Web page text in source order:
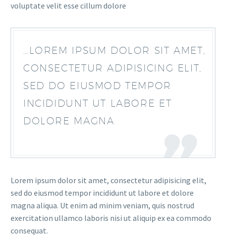
voluptate velit esse cillum dolore
…LOREM IPSUM DOLOR SIT AMET,
CONSECTETUR ADIPISICING ELIT,
SED DO EIUSMOD TEMPOR
INCIDIDUNT UT LABORE ET
DOLORE MAGNA
Lorem ipsum dolor sit amet, consectetur adipisicing elit,
sed do eiusmod tempor incididunt ut labore et dolore
magna aliqua. Ut enim ad minim veniam, quis nostrud
exercitation ullamco laboris nisi ut aliquip ex ea commodo
consequat.